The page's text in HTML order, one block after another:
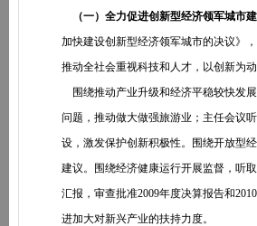
（一）全力促进创新型经济领军城市建
加快建设创新型经济领军城市的决议》
推动全社会重视科技和人才，以创新为
围绕推动产业升级和经济平稳较快发
问题，推动做大做强旅游业；主任会议
设，激发保护创新积极性。围绕开放型
建议。围绕经济健康运行开展监督，听
汇报，审查批准2009年度决算报告和
进加大对新兴产业的扶持力度。